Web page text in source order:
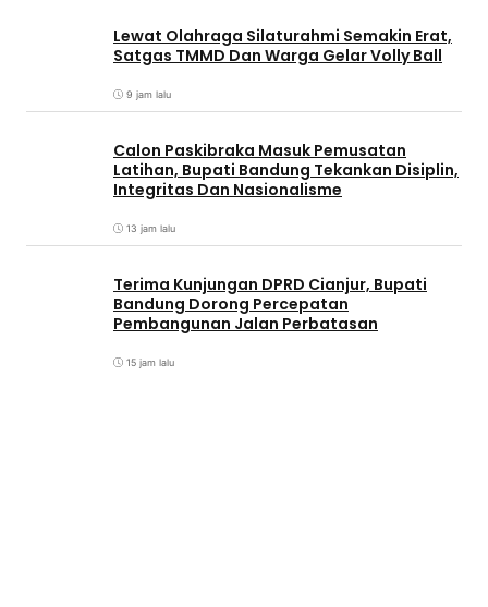
Lewat Olahraga Silaturahmi Semakin Erat,
Satgas TMMD Dan Warga Gelar Volly Ball
9 jam lalu
Calon Paskibraka Masuk Pemusatan
Latihan, Bupati Bandung Tekankan Disiplin,
Integritas Dan Nasionalisme
13 jam lalu
Terima Kunjungan DPRD Cianjur, Bupati
Bandung Dorong Percepatan
Pembangunan Jalan Perbatasan
15 jam lalu